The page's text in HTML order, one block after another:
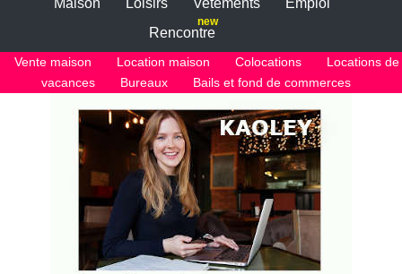
Maison Loisirs Vetements
Emploi
Rencontre
new
Vente maison Location maison Colocations
Locations de
vacances
Bureaux Bails et fond de commerces